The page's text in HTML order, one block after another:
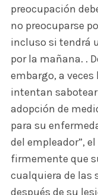
preocupación
no preocuparse
incluso si tendrá
por la mañana. .
embargo, a
intentan
adopción de
para su
del empleador”,
firmemente que
cualquiera de las
después de su